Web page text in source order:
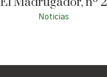
Noticias